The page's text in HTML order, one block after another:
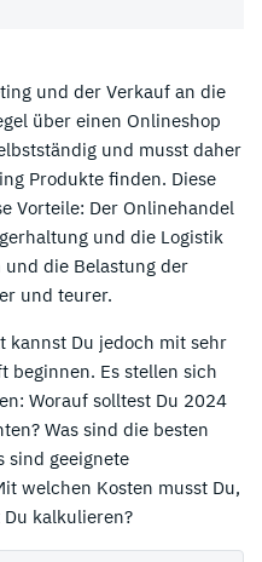
und der Verkauf an die
über einen Onlineshop
und musst daher
Produkte finden. Diese
Vorteile: Der Onlinehandel
und die Logistik
die Belastung der
und teurer.
kannst Du jedoch mit sehr
beginnen. Es stellen sich
Worauf solltest Du 2024
Was sind die besten
sind geeignete
welchen Kosten musst Du,
kalkulieren?